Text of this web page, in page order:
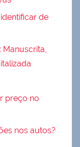
de
preço no
nos autos?